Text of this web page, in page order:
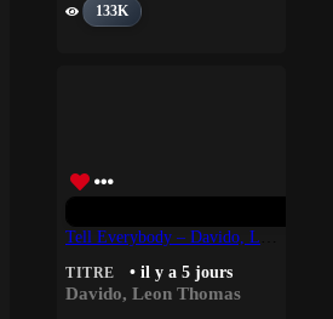
133K
TITRE • il y a 5 jours
Davido, Leon Thomas